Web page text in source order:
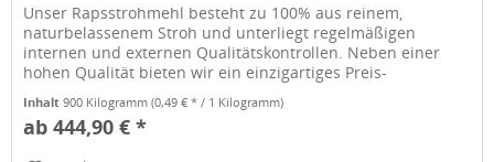
Unser Rapsstrohmehl besteht zu 100% aus reinem,
naturbelassenem Stroh und unterliegt regelmäßigen
internen und externen Qualitätskontrollen. Neben einer
hohen Qualität bieten wir ein einzigartiges Preis-
Leistungsverhältnis. Unser...
Inhalt900 Kilogramm(0,49 € * / 1 Kilogramm)
ab 444,90 € *